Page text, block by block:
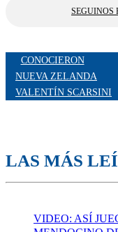
SEGUINOS
CONOCIERON
NUEVA ZELANDA
VALENTÍN SCARSINI
LAS MÁS
VIDEO: ASÍ